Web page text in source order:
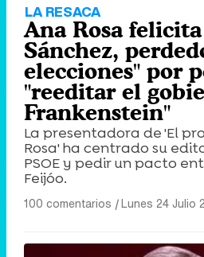
LA RESACA
Ana Rosa
Sánchez,
elecciones" por
"reeditar el
Frankenstein"
La presentadora de 'El
Rosa' ha centrado su
PSOE y pedir un pacto
Feijóo.
100 comentarios |Lunes 24 Julio